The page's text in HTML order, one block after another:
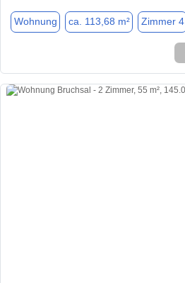
Wohnung ca. 113,68 m² Zimmer 4